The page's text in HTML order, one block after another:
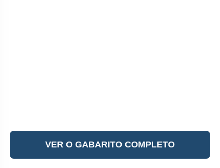
VER O GABARITO COMPLETO